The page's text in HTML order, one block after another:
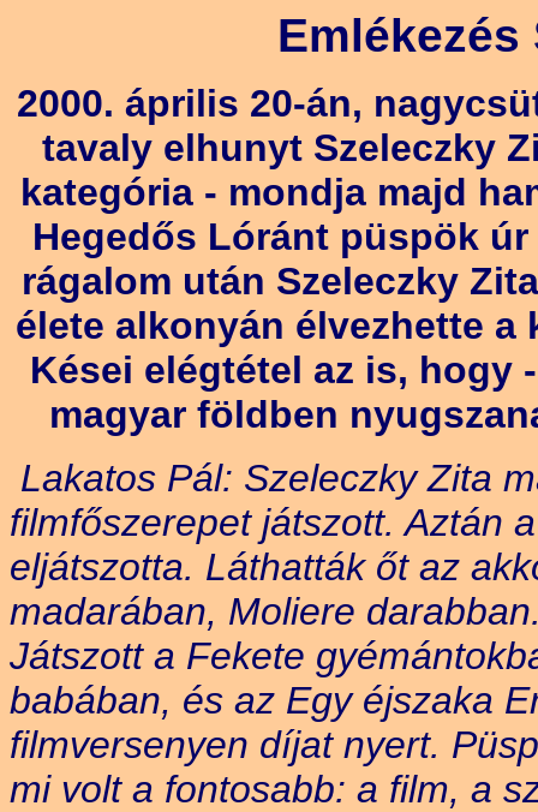
Emlékezés
2000. április 20-án,
tavaly elhunyt Szeleczky
kategória - mondja majd
Hegedős Lóránt püspök
rágalom után Szeleczky
élete alkonyán élvezhette
Kései elégtétel az is, hogy
magyar földben
Lakatos Pál: Szeleczky Zita
filmfőszerepet játszott. Aztán
eljátszotta. Láthatták őt az
madarában, Moliere
Játszott a Fekete
babában, és az Egy éjszaka
filmversenyen díjat nyert.
mi volt a fontosabb: a film, a